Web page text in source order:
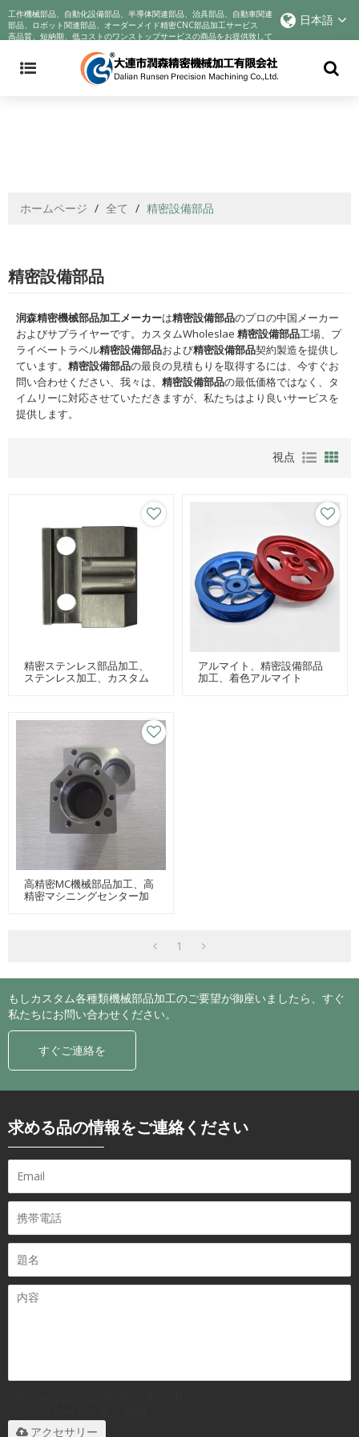
Announcement: Cyndar is tracking the company's actions in response to
the COVID-19 crisis and improving best practices to incentivize better
business behaviors. We voluntarily reduce profits to help companies
through their sadness. We sincerely wish you health
工作機械部品、自動化設備部品、半導体関連部品、治具部品、自動車関連
部品、ロボット関連部品、オーダーメイド精密CNC部品加工サービス
高品質、短納期、低コストのワンストップサービスの商品をお提供致して
日本語
ホームページ / 全て / 精密設備部品
精密設備部品
润森精密機械部品加工メーカーは精密設備部品のプロの中国メーカー
およびサプライヤーです。カスタムWholeslae 精密設備部品工場、プ
ライベートラベル精密設備部品および精密設備部品契約製造を提供し
ています。 精密設備部品の最良の見積もりを取得するには、今すぐお
問い合わせください、我々は、 精密設備部品の最低価格ではなく、タ
イムリーに対応させていただきますが、私たちはより良いサービスを
提供します。
視点
精密ステンレス部品加工、
ステンレス加工、カスタム
アルマイト、精密設備部品
加工、着色アルマイト
高精密MC機械部品加工、高
精密マシニングセンター加
1
もしカスタム各種類機械部品加工のご要望が御座いましたら、すぐ
私たちにお問い合わせください。
すぐご連絡を
求める品の情報をご連絡ください
アクセサリー